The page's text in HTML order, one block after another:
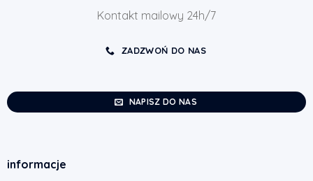
Kontakt mailowy 24h/7
ZADZWOŃ DO NAS
NAPISZ DO NAS
informacje